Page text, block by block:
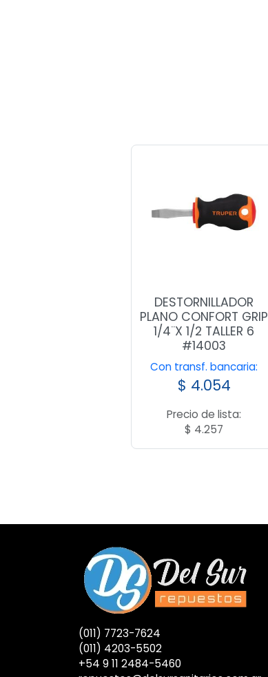
DESTORNILLADOR
PLANO CONFORT GRIP
1/4¨X 1/2 TALLER 6
#14003
Con transf. bancaria:
$ 4.054
Precio de lista:
$ 4.257
(011) 7723-7624
(011) 4203-5502
+54 9 11 2484-5460